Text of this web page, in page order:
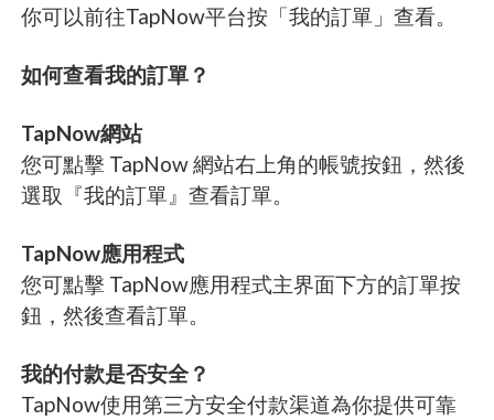
你可以前往TapNow平台按「我的訂單」查看。
如何查看我的訂單？
TapNow網站
您可點擊 TapNow 網站右上角的帳號按鈕，然後
選取『我的訂單』查看訂單。
TapNow應用程式
您可點擊 TapNow應用程式主界面下方的訂單按
鈕，然後查看訂單。
我的付款是否安全？
TapNow使用第三方安全付款渠道為你提供可靠